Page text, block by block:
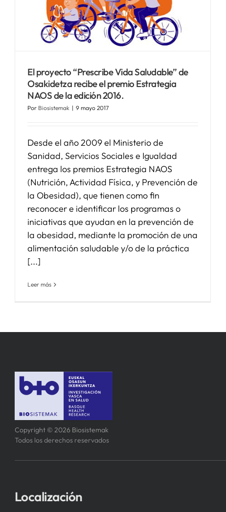
El proyecto “Prescribe Vida Saludable” de
Osakidetza recibe el premio Estrategia
NAOS de la edición 2016.
Por Biosistemak | 9 mayo 2017
Desde el año 2009 el Ministerio de
Sanidad, Servicios Sociales e Igualdad
entrega los premios Estrategia NAOS
(Nutrición, Actividad Física, y Prevención de
la Obesidad), que tienen como fin
reconocer e identificar los programas o
iniciativas que ayudan en la prevención de
la obesidad, mediante la promoción de una
alimentación saludable y/o de la práctica
[...]
Leer más
Copyright © 2026 Biosistemak
Todos los derechos reservados
Localización